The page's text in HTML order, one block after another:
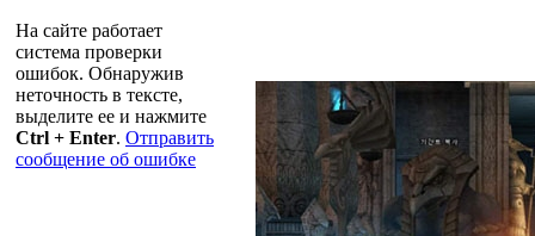
На сайте работает
система проверки
ошибок. Обнаружив
неточность в тексте,
выделите ее и нажмите
Ctrl + Enter. Отправить
сообщение об ошибке